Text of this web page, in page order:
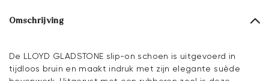
Omschrijving
De LLOYD GLADSTONE slip-on schoen is uitgevoerd in
tijdloos bruin en maakt indruk met zijn elegante suède